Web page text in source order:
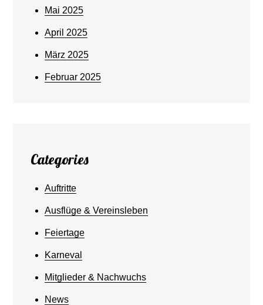
Mai 2025
April 2025
März 2025
Februar 2025
Categories
Auftritte
Ausflüge & Vereinsleben
Feiertage
Karneval
Mitglieder & Nachwuchs
News